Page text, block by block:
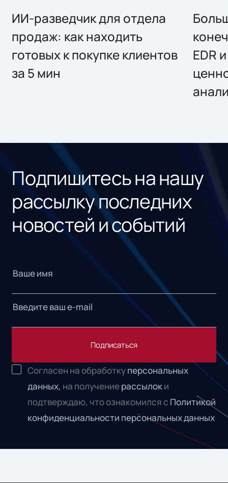
ИИ-разведчик для отдела
продаж: как находить
готовых к покупке клиентов
за 5 мин
EDR
Подпишитесь на нашу
рассылку последних
новостей и событий
Подписаться
Согласен на обработкуперсональных
данных, на получениерассылоки
подтверждаю, что ознакомился с Политикой
конфиденциальности персональных данных